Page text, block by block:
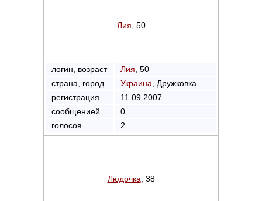
Лия , 50
логин, возраст Лия , 50
страна, город
Украина , Дружковка
регистрация
11.09.2007
сообщенией
0
голосов
2
Людочка , 38